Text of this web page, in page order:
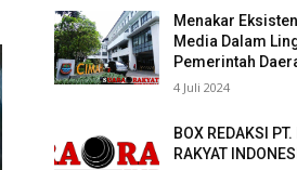
Menakar
Media Dalam
Pemerintah
4 Juli 2024
BOX REDAKSI
RAKYAT